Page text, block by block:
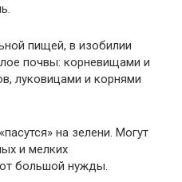
пищей, в изобилии
почвы: корневищами и
луковицами и корнями
на зелени. Могут
и мелких
большой нужды.